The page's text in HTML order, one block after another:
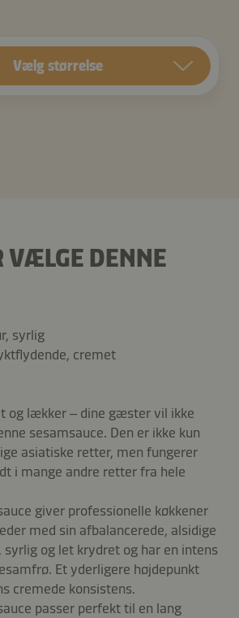
Vælg størrelse
VÆLGE DENNE
syrlig
cremet
og lækker – dine gæster vil ikke
sesamsauce. Den er ikke kun
asiatiske retter, men fungerer
i mange andre retter fra hele
giver professionelle køkkener
med sin afbalancerede, alsidige
syrlig og let krydret og har en intens
Et yderligere højdepunkt
cremede konsistens.
passer perfekt til en lang